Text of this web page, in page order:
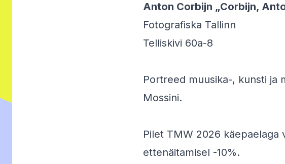
Anton Corbijn „Corbijn,
Fotografiska Tallinn
Telliskivi 60a-8
Portreed muusika-, kunsti ja
Mossini.
Pilet TMW 2026
ettenäitamisel -10%.